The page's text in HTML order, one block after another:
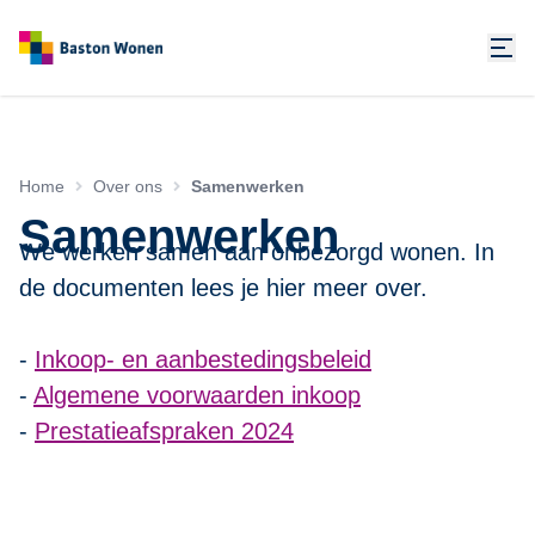
Home Over ons Samenwerken
Samenwerken
We werken samen aan onbezorgd wonen. In
de documenten lees je hier meer over.
- Inkoop- en aanbestedingsbeleid
- Algemene voorwaarden inkoop
- Prestatieafspraken 2024